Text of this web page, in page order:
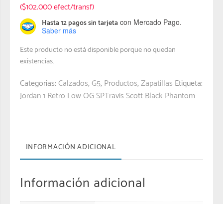
($102.000 efect/transf)
Hasta 12 pagos sin tarjeta con Mercado Pago.
Saber más
Este producto no está disponible porque no quedan
existencias.
Categorías:Calzados,G5,Productos,Zapatillas Etiqueta:
Jordan 1 Retro Low OG SPTravis Scott Black Phantom
INFORMACIÓN ADICIONAL
Información adicional